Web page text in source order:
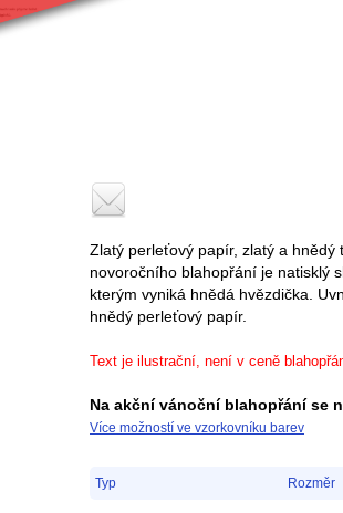
Zlatý perleťový papír, zlatý a hnědý
novoročního blahopřání je natisklý
kterým vyniká hnědá hvězdička.
hnědý perleťový papír.
Text je ilustrační, není v ceně
Na akční vánoční blahopřání se
Více možností ve vzorkovníku barev
Typ Rozměr